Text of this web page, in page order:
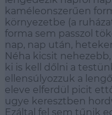
kaméleonszerűen
környezetbe (a
forma sem passzol
nap, nap után,
Néha kicsit
ki is kell dőlni a
ellensúlyozzuk a
eleve elferdül picit
ugye keresztben
Ezáltal fel sem tűnik